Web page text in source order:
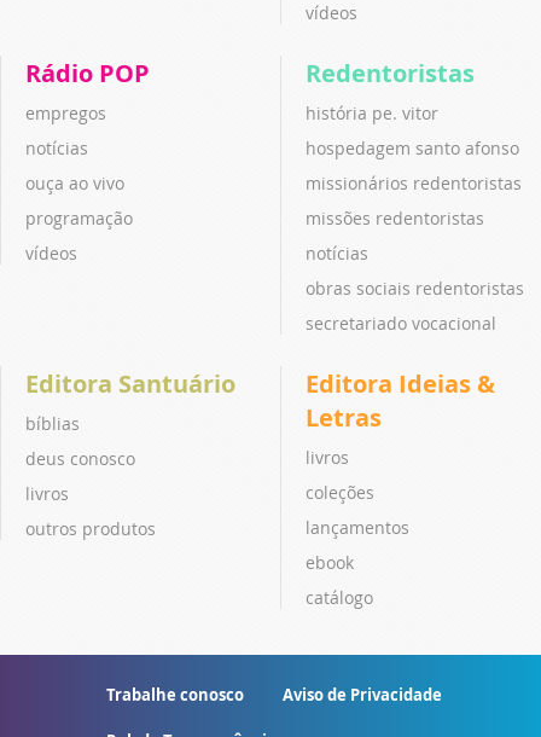
vídeos
Rádio POP
empregos
notícias
ouça ao vivo
programação
vídeos
Redentoristas
história pe. vitor
hospedagem santo afonso
missionários redentoristas
missões redentoristas
notícias
obras sociais redentoristas
secretariado vocacional
Editora Santuário
bíblias
deus conosco
livros
outros produtos
Editora Ideias &
Letras
livros
coleções
lançamentos
ebook
catálogo
Trabalhe conosco Aviso de Privacidade